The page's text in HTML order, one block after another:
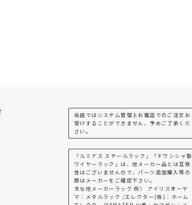
当店ではシステム管理上お電話でのご注文お
受けすることができません、予めご了承くだ
さい。
「ルミナス スチールラック」「ドウシシャ製
ワイヤーラック」は、他メーカー品とは互換
性はございませんので、パーツ追加購入等の
際はメーカーをご確認下さい。
主な他メーカーラック 例） アイリスオーヤ
マ：メタルラック /エレクター(株)：ホーム